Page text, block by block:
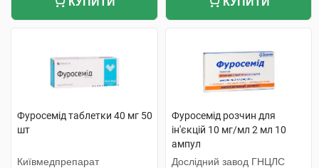
Фуросемід таблетки 40 мг 50
шт
Київмедпрепарат
Фуросемід розчин для
ін'єкцій 10 мг/мл 2 мл 10
ампул
Дослідний завод ГНЦЛС